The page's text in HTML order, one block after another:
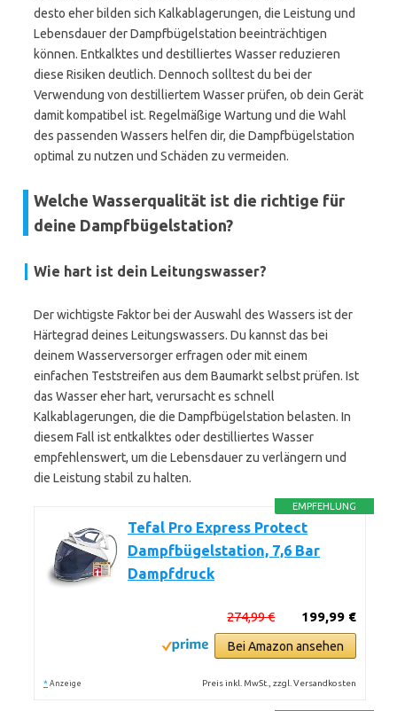
desto eher bilden sich Kalkablagerungen, die Leistung und
Lebensdauer der Dampfbügelstation beeinträchtigen
können. Entkalktes und destilliertes Wasser reduzieren
diese Risiken deutlich. Dennoch solltest du bei der
Verwendung von destilliertem Wasser prüfen, ob dein Gerät
damit kompatibel ist. Regelmäßige Wartung und die Wahl
des passenden Wassers helfen dir, die Dampfbügelstation
optimal zu nutzen und Schäden zu vermeiden.
Welche Wasserqualität ist die richtige für
deine Dampfbügelstation?
Wie hart ist dein Leitungswasser?
Der wichtigste Faktor bei der Auswahl des Wassers ist der
Härtegrad deines Leitungswassers. Du kannst das bei
deinem Wasserversorger erfragen oder mit einem
einfachen Teststreifen aus dem Baumarkt selbst prüfen. Ist
das Wasser eher hart, verursacht es schnell
Kalkablagerungen, die die Dampfbügelstation belasten. In
diesem Fall ist entkalktes oder destilliertes Wasser
empfehlenswert, um die Lebensdauer zu verlängern und
die Leistung stabil zu halten.
EMPFEHLUNG
Tefal Pro Express Protect
Dampfbügelstation, 7,6 Bar
Dampfdruck
199,99 €
274,99 €
Bei Amazon ansehen
* Anzeige Preis inkl. MwSt., zzgl. Versandkosten